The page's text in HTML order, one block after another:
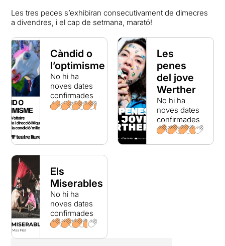
Les tres peces s’exhibiran consecutivament de dimecres
a divendres, i el cap de setmana, marató!
Càndid o
l’optimisme
No hi ha
noves dates
confirmades
Les
penes
del jove
Werther
No hi ha
noves dates
confirmades
Els
Miserables
No hi ha
noves dates
confirmades